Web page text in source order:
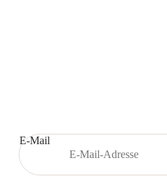
E-Mail